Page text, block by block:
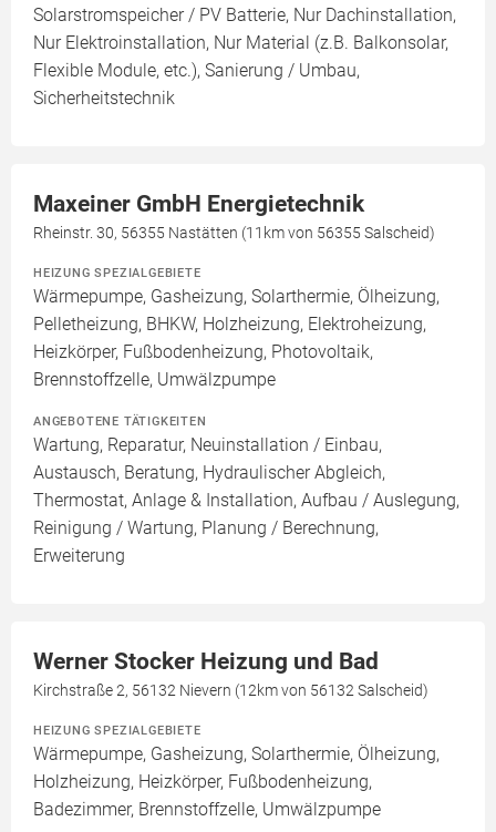
Solarstromspeicher / PV Batterie, Nur Dachinstallation,
Nur Elektroinstallation, Nur Material (z.B. Balkonsolar,
Flexible Module, etc.), Sanierung / Umbau,
Sicherheitstechnik
Maxeiner GmbH Energietechnik
Rheinstr. 30, 56355 Nastätten (11km von 56355 Salscheid)
HEIZUNG SPEZIALGEBIETE
Wärmepumpe, Gasheizung, Solarthermie, Ölheizung,
Pelletheizung, BHKW, Holzheizung, Elektroheizung,
Heizkörper, Fußbodenheizung, Photovoltaik,
Brennstoffzelle, Umwälzpumpe
ANGEBOTENE TÄTIGKEITEN
Wartung, Reparatur, Neuinstallation / Einbau,
Austausch, Beratung, Hydraulischer Abgleich,
Thermostat, Anlage & Installation, Aufbau / Auslegung,
Reinigung / Wartung, Planung / Berechnung,
Erweiterung
Werner Stocker Heizung und Bad
Kirchstraße 2, 56132 Nievern (12km von 56132 Salscheid)
HEIZUNG SPEZIALGEBIETE
Wärmepumpe, Gasheizung, Solarthermie, Ölheizung,
Holzheizung, Heizkörper, Fußbodenheizung,
Badezimmer, Brennstoffzelle, Umwälzpumpe